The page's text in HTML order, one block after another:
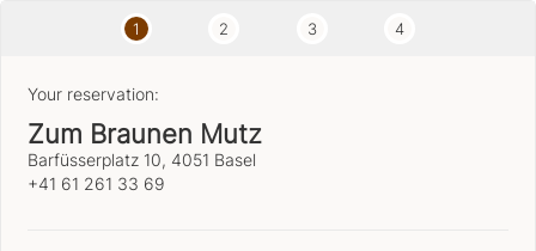
1 2 3 4
Your reservation:
Zum Braunen Mutz
Barfüsserplatz 10, 4051 Basel
+41 61 261 33 69